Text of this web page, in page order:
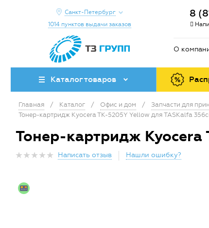
Санкт-Петербург
1014 пунктов выдачи заказов
8
О
Каталог товаров
Главная / Каталог / Офис и дом / Запчасти для
Тонер-картридж Kyocera TK-5205Y Yellow для TASKalfa
Тонер-картридж Kyocera
Написать отзыв Нашли ошибку?